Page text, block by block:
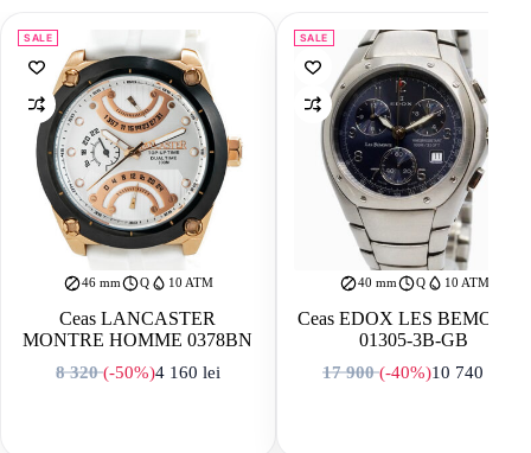
SALE
46 mm Q 10 ATM
Ceas LANCASTER
MONTRE HOMME 0378BN
8 320(-50%)
Prețul inițial a fost: 8 320 lei.
4 160 lei
Prețul curent este: 4 160 lei.
SALE
40 mm Q 10 ATM
Ceas EDOX LES BEMONTS
01305-3B-GB
17 900(-40%)
Prețul inițial a
10 740
Prețul curent